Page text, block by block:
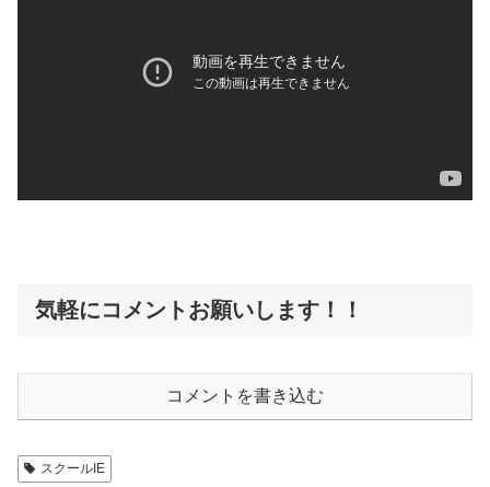
気軽にコメントお願いします！！
コメントを書き込む
スクールIE